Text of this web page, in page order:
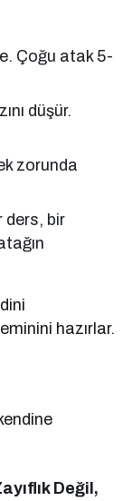
Çoğu atak 5-
düşür.
zorunda
ders, bir
hazırlar.
Değil,